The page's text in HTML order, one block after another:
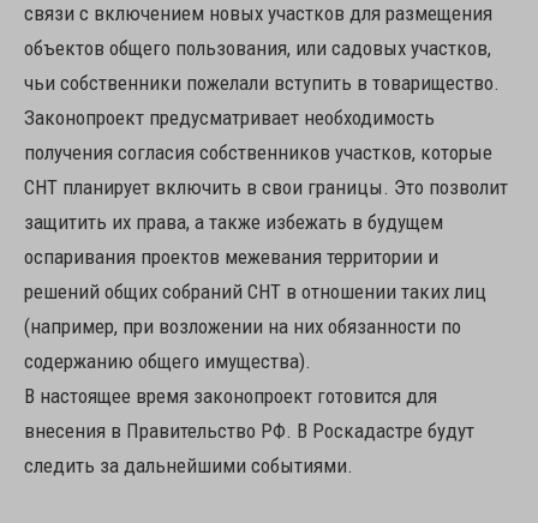
связи с включением новых участков для размещения
объектов общего пользования, или садовых участков,
чьи собственники пожелали вступить в товарищество.
Законопроект предусматривает необходимость
получения согласия собственников участков, которые
СНТ планирует включить в свои границы. Это позволит
защитить их права, а также избежать в будущем
оспаривания проектов межевания территории и
решений общих собраний СНТ в отношении таких лиц
(например, при возложении на них обязанности по
содержанию общего имущества).
В настоящее время законопроект готовится для
внесения в Правительство РФ. В Роскадастре будут
следить за дальнейшими событиями.